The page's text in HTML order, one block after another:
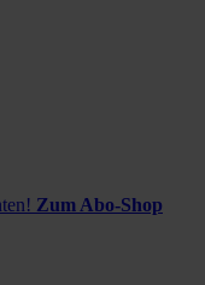
Zum Abo-Shop